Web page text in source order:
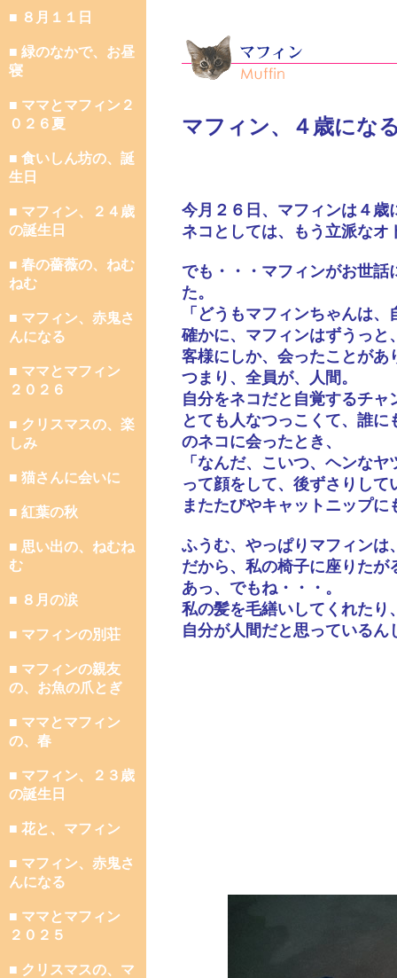
■ ８月１１日
■ 緑のなかで、お昼
寝
■ ママとマフィン２
０２６夏
■ 食いしん坊の、誕
生日
■ マフィン、２４歳
の誕生日
■ 春の薔薇の、ねむ
ねむ
■ マフィン、赤鬼さ
んになる
■ ママとマフィン
２０２６
■ クリスマスの、楽
しみ
■ 猫さんに会いに
■ 紅葉の秋
■ 思い出の、ねむね
む
■ ８月の涙
■ マフィンの別荘
■ マフィンの親友
の、お魚の爪とぎ
■ ママとマフィン
の、春
■ マフィン、２３歳
の誕生日
■ 花と、マフィン
■ マフィン、赤鬼さ
んになる
■ ママとマフィン
２０２５
■ クリスマスの、マ
マフィン、４歳にな
今月２６日、マフィンは４歳
ネコとしては、もう立派なオ
でも・・・マフィンがお世
た。
「どうもマフィンちゃんは
確かに、マフィンはずうっと
客様にしか、会ったことがあ
つまり、全員が、人間。
自分をネコだと自覚するチ
とても人なつっこくて、誰
のネコに会ったとき、
「なんだ、こいつ、ヘンなヤ
って顔をして、後ずさりし
またたびやキャットニップ
ふうむ、やっぱりマフィンは
だから、私の椅子に座りた
あっ、でもね・・・。
私の髪を毛繕いしてくれたり
自分が人間だと思っている